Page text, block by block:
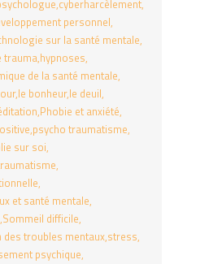
cyberharcèlement
personnel
sur la santé mentale
trauma hypnoses
de la santé mentale
le bonheur le deuil
Phobie et anxiété
psycho traumatisme
sur soi
et santé mentale
Sommeil difficile
troubles mentaux stress
psychique